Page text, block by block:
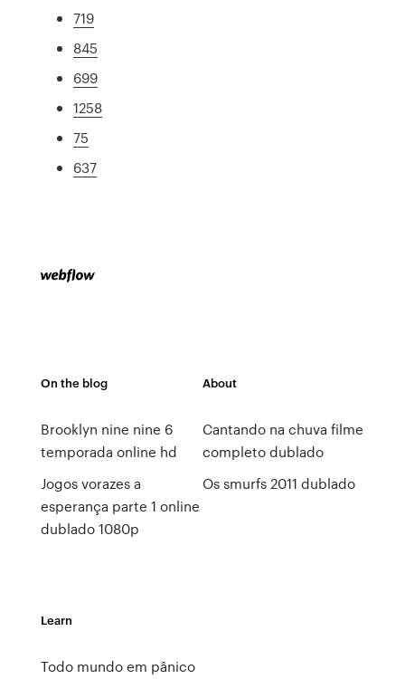
719
845
699
1258
75
637
On the blog
Brooklyn nine nine 6
temporada online hd
Jogos vorazes a
esperança parte 1 online
dublado 1080p
About
Cantando na chuva filme
completo dublado
Os smurfs 2011 dublado
Learn
Todo mundo em pânico